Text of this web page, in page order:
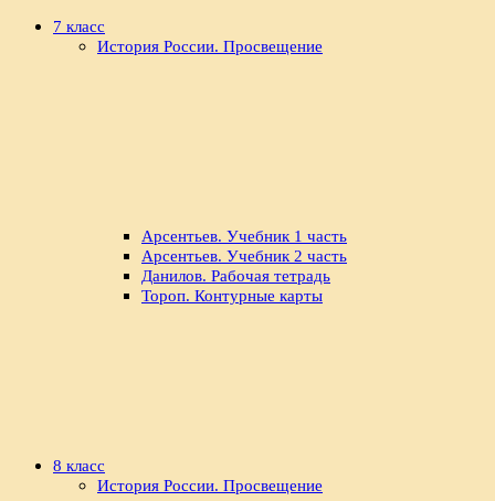
7 класс
История России. Просвещение
Арсентьев. Учебник 1 часть
Арсентьев. Учебник 2 часть
Данилов. Рабочая тетрадь
Тороп. Контурные карты
8 класс
История России. Просвещение